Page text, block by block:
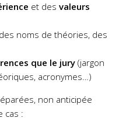
et des valeurs
noms de théories, des
que le jury (jargon
acronymes…)
non anticipée
cas :